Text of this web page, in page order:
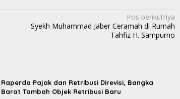
Pos berikutnya
Syekh Muhammad Jaber Ceramah di Rumah
Tahfiz H. Sampurno
Raperda Pajak dan Retribusi Direvisi, Bangka
Barat Tambah Objek Retribusi Baru